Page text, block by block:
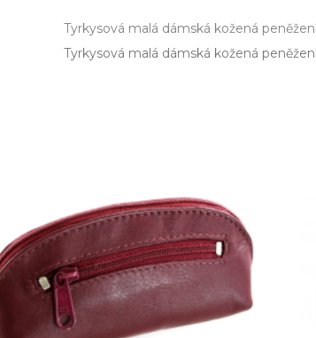
Tyrkysová malá dámská kožená
Tyrkysová malá dámská kožená